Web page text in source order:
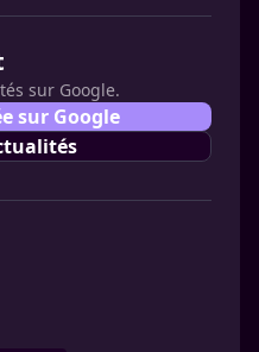
sur Google.
sur Google